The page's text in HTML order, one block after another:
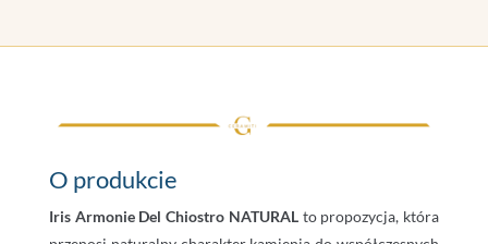
O produkcie
Iris Armonie Del Chiostro NATURALto propozycja, która